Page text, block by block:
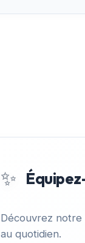
✨
Découvrez
au quotidien.